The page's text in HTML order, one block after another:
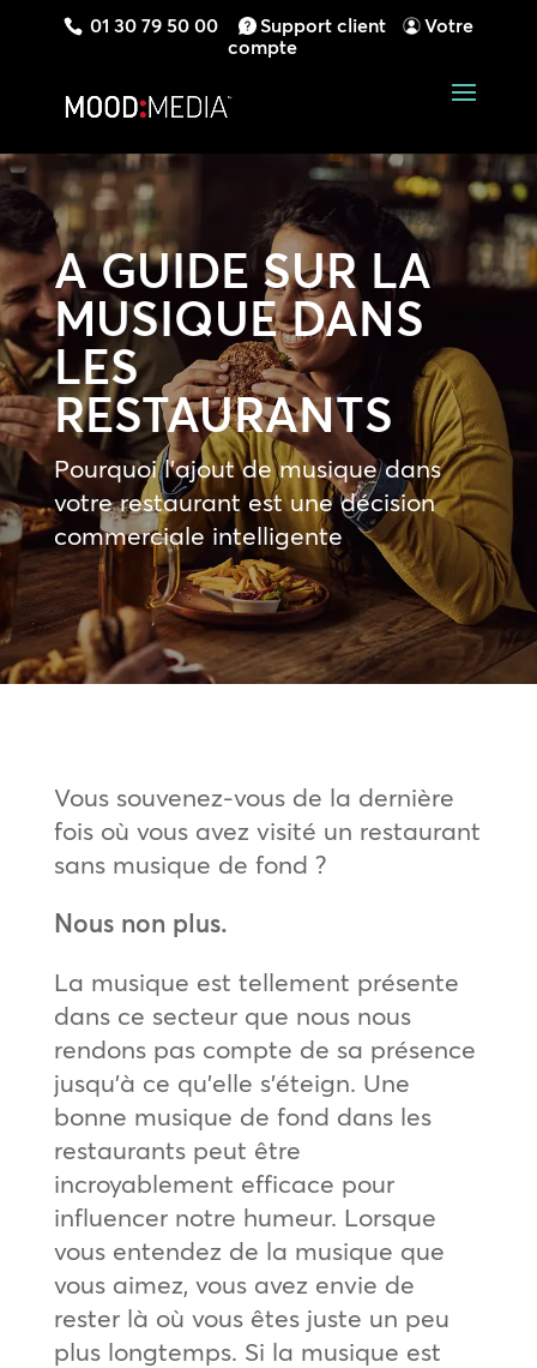
01 30 79 50 00 Support client
Votre
compte
A GUIDE SUR LA
MUSIQUE DANS
LES
RESTAURANTS
Pourquoi l’ajout de musique dans
votre restaurant est une décision
commerciale intelligente
Vous souvenez-vous de la dernière
fois où vous avez visité un restaurant
sans musique de fond ?
Nous non plus.
La musique est tellement présente
dans ce secteur que nous nous
rendons pas compte de sa présence
jusqu’à ce qu’elle s’éteign. Une
bonne musique de fond dans les
restaurants peut être
incroyablement efficace pour
influencer notre humeur. Lorsque
vous entendez de la musique que
vous aimez, vous avez envie de
rester là où vous êtes juste un peu
plus longtemps. Si la musique est